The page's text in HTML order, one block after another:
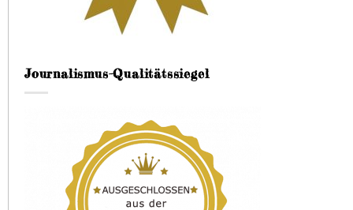
Journalismus-Qualitätssiegel